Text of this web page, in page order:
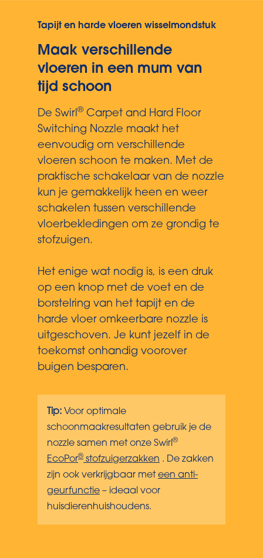
Tapijt en harde vloeren wisselmondstuk
Maak verschillende
vloeren in een mum van
tijd schoon
De Swirl® Carpet and Hard Floor
Switching Nozzle maakt het
eenvoudig om verschillende
vloeren schoon te maken. Met de
praktische schakelaar van de nozzle
kun je gemakkelijk heen en weer
schakelen tussen verschillende
vloerbekledingen om ze grondig te
stofzuigen.
Het enige wat nodig is, is een druk
op een knop met de voet en de
borstelring van het tapijt en de
harde vloer omkeerbare nozzle is
uitgeschoven. Je kunt jezelf in de
toekomst onhandig voorover
buigen besparen.
Tip: Voor optimale
schoonmaakresultaten gebruik je de
nozzle samen met onze Swirl ®
EcoPor® stofzuigerzakken . De zakken
zijn ook verkrijgbaar meteen anti-
geurfunctie – ideaal voor
huisdierenhuishoudens.